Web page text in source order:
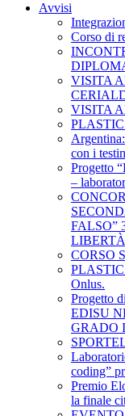
Avvisi
Corso di
VISITA
VISITA
PLASTIC
con i
Progetto
–
FALSO”
CORSO
PLASTIC
Onlus.
Progetto
EDISU
GRADO
coding”
Premio
la finale